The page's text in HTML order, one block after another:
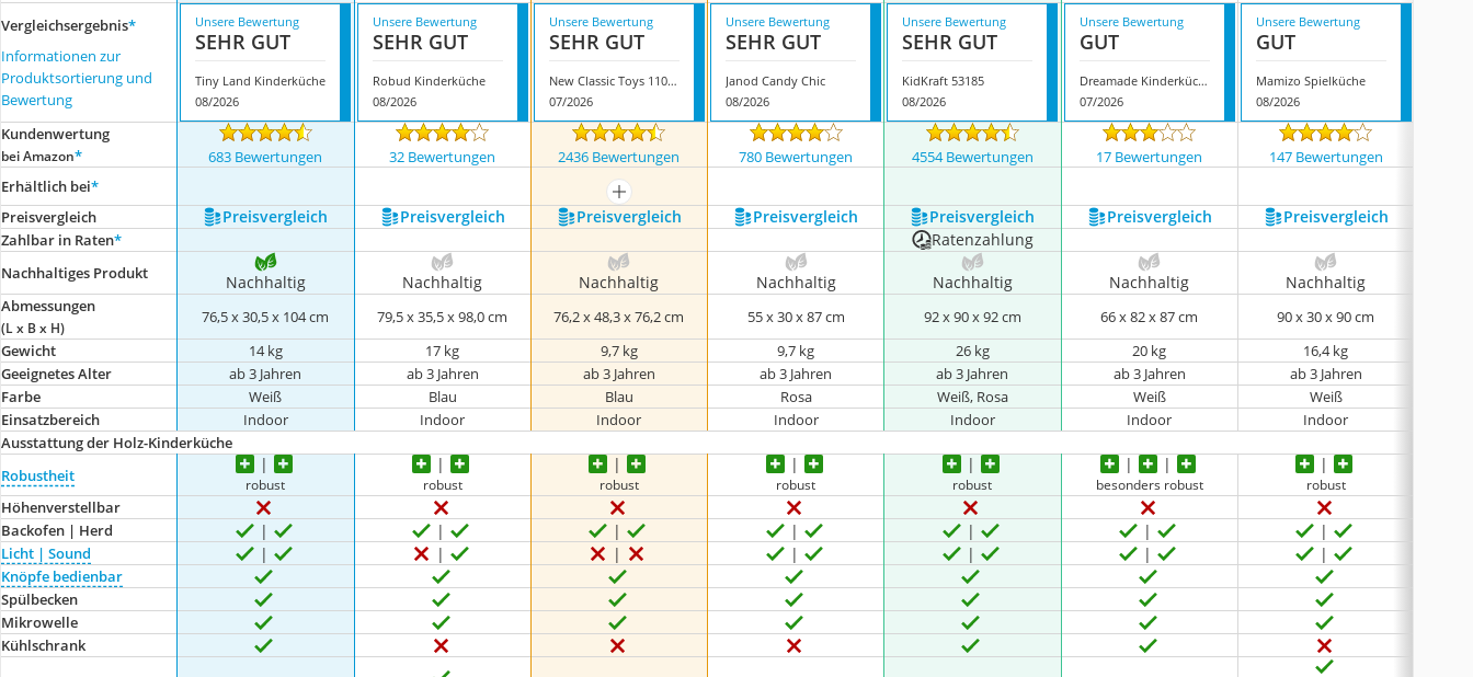
Vergleichsergebnis*
Informationen zur
Produktsortierung und
Bewertung
Unsere Bewertung
SEHR GUT
Tiny Land Kinderküche
08/2026
Unsere Bewertung
SEHR GUT
Robud Kinderküche
08/2026
Unsere Bewertung
SEHR GUT
New Classic Toys 11065
07/2026
Unsere Bewertung
SEHR GUT
Janod Candy Chic
08/2026
Unsere Bewertung
SEHR GUT
KidKraft 53185
08/2026
Unsere Bewertung
GUT
Dreamade Kinderküche
07/2026
Unsere Bewertung
GUT
Mamizo Spielküche
08/2026
Kundenwertung
bei Amazon* 683 Bewertungen 32 Bewertungen 2436 Bewertungen 780 Bewertungen 4554 Bewertungen 17 Bewertungen 147 Bewertungen
Erhältlich bei*
mehr anzeigen
Preis­vergleich
Preis­vergleich Preis­vergleich Preis­vergleich Preis­vergleich Preis­vergleich Preis­vergleich Preis­vergleich
Zahlbar in Raten* Ratenzahlung
Nachhaltiges Produkt Nachhaltig Nachhaltig Nachhaltig Nachhaltig Nachhaltig Nachhaltig Nachhaltig
Abmessungen
(L x B x H)
76,5 x 30,5 x 104 cm 79,5 x 35,5 x 98,0 cm 76,2 x 48,3 x 76,2 cm ‎55 x 30 x 87 cm 92 x 90 x 92 cm 66 x 82 x 87 cm 90 x 30 x 90 cm
Gewicht
14 kg 17 kg 9,7 kg 9,7 kg 26 kg 20 kg
16,4 kg
Geeignetes Alter
ab 3 Jahren ab 3 Jahren ab 3 Jahren ab 3 Jahren ab 3 Jahren ab 3 Jahren ab 3 Jahren
Farbe
Weiß Blau Blau Rosa Weiß, Rosa Weiß Weiß
Einsatzbereich
Indoor Indoor Indoor Indoor Indoor Indoor
Indoor
Ausstattung der Holz-Kinderküche
Robustheit
robust robust robust robust robust besonders robust robust
Höhenverstellbar
Backofen | Herd
Licht | Sound
Knöpfe bedienbar
Spülbecken
Mikrowelle
Kühlschrank